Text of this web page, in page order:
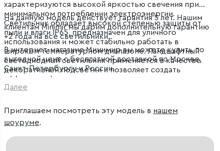
характеризуются высокой яркостью свечения при
минимальном потреблении электроэнергии.
Светильник обладает высокой степенью защиты от
пыли и влаги IP65, предназначен для уличного
использования и может стабильно работать в
широком температурном диапазоне. Ландшафтный
светодиодный светильник применяется в качестве
декоративной подсветки и позволяет создать
эффектное функциональное освещение на дачных
участках, в парках и скверах.
На данную модель действует гарантия 5 лет. Нашим
клиентам Minimir мы дарим дополнительную гарантию
+2 года на все светильники.
В интернет-магазине Минимир вы можете купить по
выгодной цене с бесплатной доставкой по Москве,
Санкт-Петербургу и России.
Далее
Приглашаем посмотреть эту модель в нашем
шоуруме.